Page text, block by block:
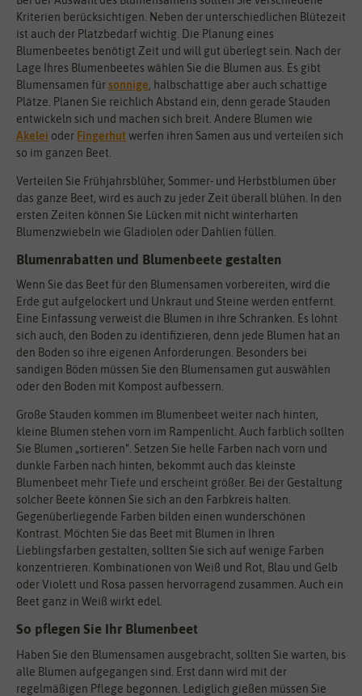
Kriterien berücksichtigen. Neben der unterschiedlichen Blütezeit
ist auch der Platzbedarf wichtig. Die Planung eines
Blumenbeetes benötigt Zeit und will gut überlegt sein. Nach der
Lage Ihres Blumenbeetes wählen Sie die Blumen aus. Es gibt
Blumensamen fürsonnige, halbschattige aber auch schattige
Plätze. Planen Sie reichlich Abstand ein, denn gerade Stauden
entwickeln sich und machen sich breit. Andere Blumen wie
Akelei oder Fingerhut werfen ihren Samen aus und verteilen sich
so im ganzen Beet.
Verteilen Sie Frühjahrsblüher, Sommer- und Herbstblumen über
das ganze Beet, wird es auch zu jeder Zeit überall blühen. In den
ersten Zeiten können Sie Lücken mit nicht winterharten
Blumenzwiebeln wie Gladiolen oder Dahlien füllen.
Blumenrabatten und Blumenbeete gestalten
Wenn Sie das Beet für den Blumensamen vorbereiten, wird die
Erde gut aufgelockert und Unkraut und Steine werden entfernt.
Eine Einfassung verweist die Blumen in ihre Schranken. Es lohnt
sich auch, den Boden zu identifizieren, denn jede Blumen hat an
den Boden so ihre eigenen Anforderungen. Besonders bei
sandigen Böden müssen Sie den Blumensamen gut auswählen
oder den Boden mit Kompost aufbessern.
Große Stauden kommen im Blumenbeet weiter nach hinten,
kleine Blumen stehen vorn im Rampenlicht. Auch farblich sollten
Sie Blumen „sortieren“. Setzen Sie helle Farben nach vorn und
dunkle Farben nach hinten, bekommt auch das kleinste
Blumenbeet mehr Tiefe und erscheint größer. Bei der Gestaltung
solcher Beete können Sie sich an den Farbkreis halten.
Gegenüberliegende Farben bilden einen wunderschönen
Kontrast. Möchten Sie das Beet mit Blumen in Ihren
Lieblingsfarben gestalten, sollten Sie sich auf wenige Farben
konzentrieren. Kombinationen von Weiß und Rot, Blau und Gelb
oder Violett und Rosa passen hervorragend zusammen. Auch ein
Beet ganz in Weiß wirkt edel.
So pflegen Sie Ihr Blumenbeet
Haben Sie den Blumensamen ausgebracht, sollten Sie warten, bis
alle Blumen aufgegangen sind. Erst dann wird mit der
regelmäßigen Pflege begonnen. Lediglich gießen müssen Sie